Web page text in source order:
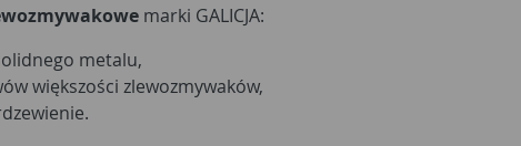
marki GALICJA:
metalu,
większości zlewozmywaków,